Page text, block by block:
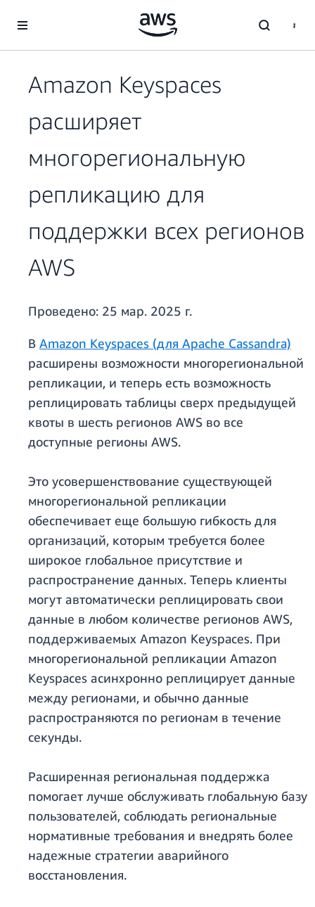
Перейти к главному контенту
Amazon Keyspaces
расширяет
многорегиональную
репликацию для
поддержки всех регионов
AWS
Проведено: 25 мар. 2025 г.
В Amazon Keyspaces (для Apache Cassandra)
расширены возможности многорегиональной
репликации, и теперь есть возможность
реплицировать таблицы сверх предыдущей
квоты в шесть регионов AWS во все
доступные регионы AWS.
Это усовершенствование существующей
многорегиональной репликации
обеспечивает еще большую гибкость для
организаций, которым требуется более
широкое глобальное присутствие и
распространение данных. Теперь клиенты
могут автоматически реплицировать свои
данные в любом количестве регионов AWS,
поддерживаемых Amazon Keyspaces. При
многорегиональной репликации Amazon
Keyspaces асинхронно реплицирует данные
между регионами, и обычно данные
распространяются по регионам в течение
секунды.
Расширенная региональная поддержка
помогает лучше обслуживать глобальную базу
пользователей, соблюдать региональные
нормативные требования и внедрять более
надежные стратегии аварийного
восстановления.